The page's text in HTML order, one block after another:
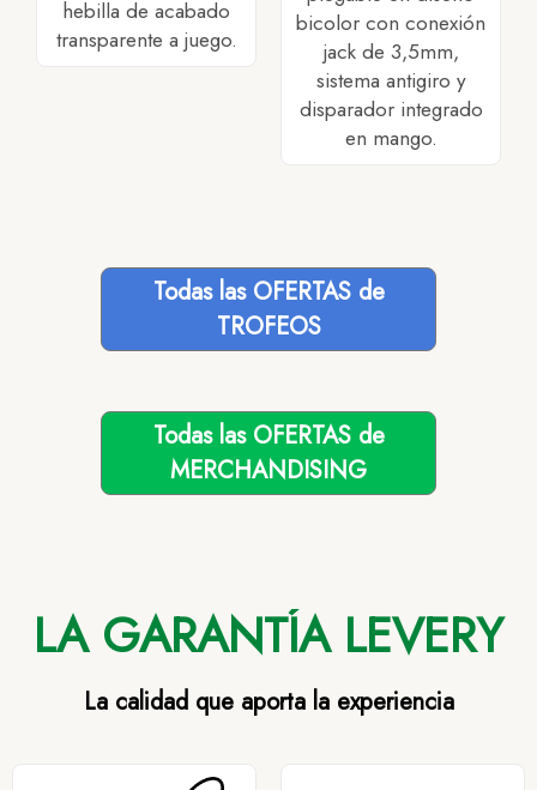
hebilla de acabado
transparente a juego.
bicolor con conexión
jack de 3,5mm,
sistema antigiro y
disparador integrado
en mango.
Todas las OFERTAS de
TROFEOS
Todas las OFERTAS de
MERCHANDISING
LA GARANTÍA LEVERY
La calidad que aporta la experiencia